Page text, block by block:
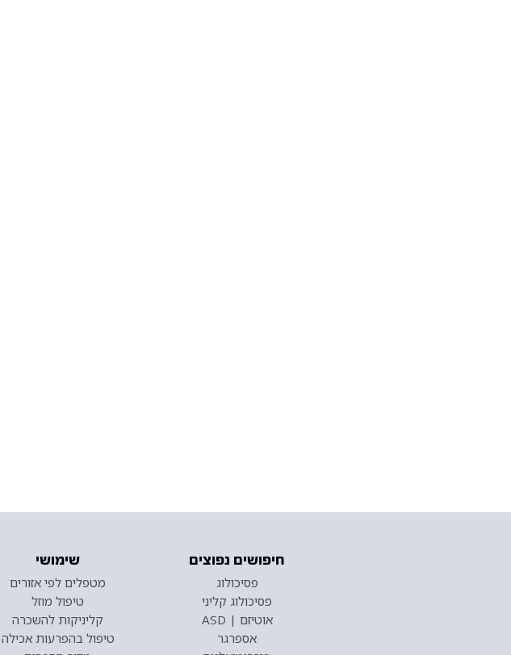
חיפושים נפוצים
פסיכולוג
פסיכולוג קליני
אוטיזם | ASD
אספרגר
שימושי
מטפלים לפי אזורים
טיפול מוזל
קליניקות להשכרה
טיפול בהפרעות אכילה